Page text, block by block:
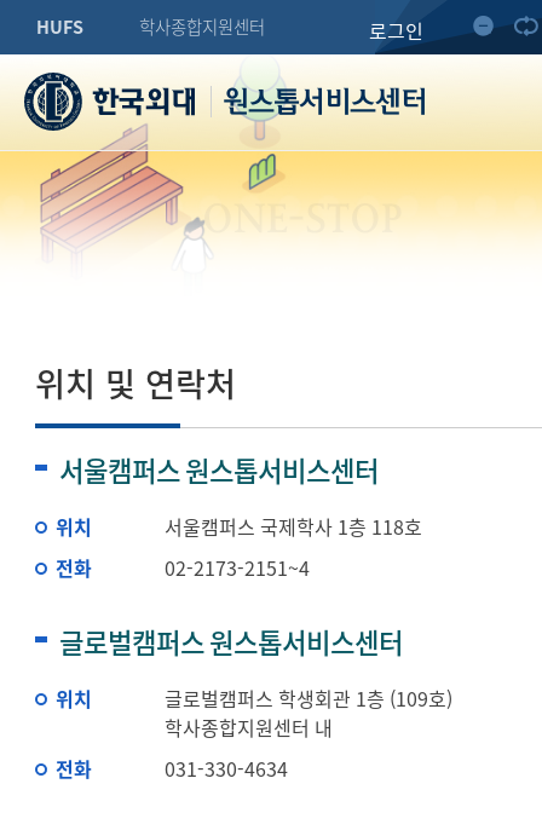
HUFS 학사종합지원센터 로그인
원스톱서비스센터
ONE-STOP
위치 및 연락처
서울캠퍼스 원스톱서비스센터
위치
서울캠퍼스 국제학사 1층 118호
전화
02-2173-2151~4
글로벌캠퍼스 원스톱서비스센터
위치
글로벌캠퍼스 학생회관 1층 (109호)
학사종합지원센터 내
전화
031-330-4634